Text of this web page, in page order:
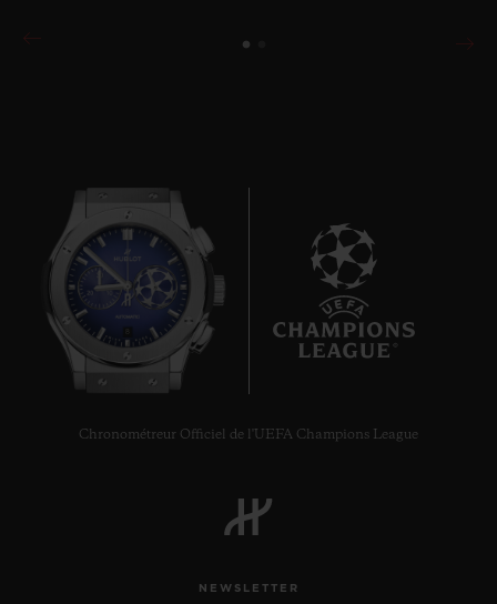
Chronométreur Officiel de l'UEFA Champions League
NEWSLETTER